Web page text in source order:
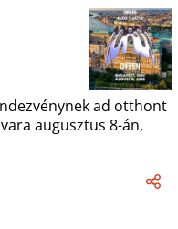
ad otthont
augusztus 8-án,